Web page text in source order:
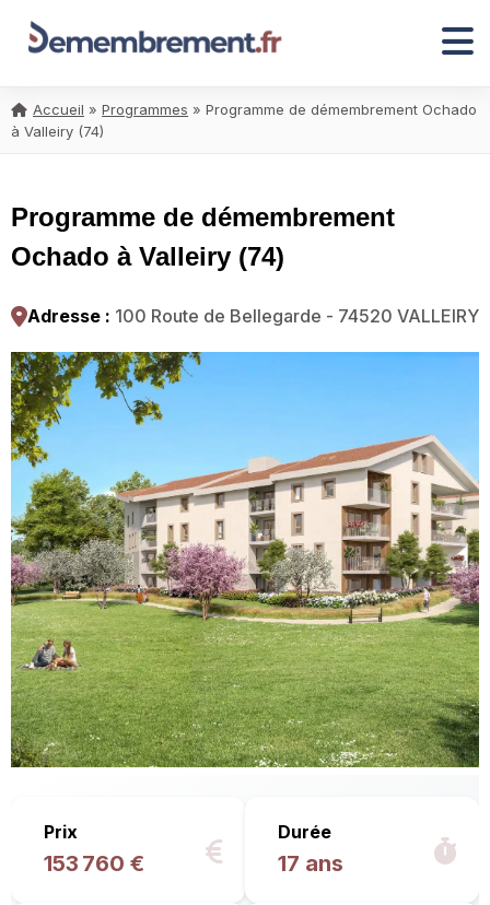
Accueil » Programmes » Programme de démembrement Ochado
à Valleiry (74)
Programme de démembrement
Ochado à Valleiry (74)
Adresse : 100 Route de Bellegarde - 74520 VALLEIRY
Prix
153 760 €
Durée
17 ans